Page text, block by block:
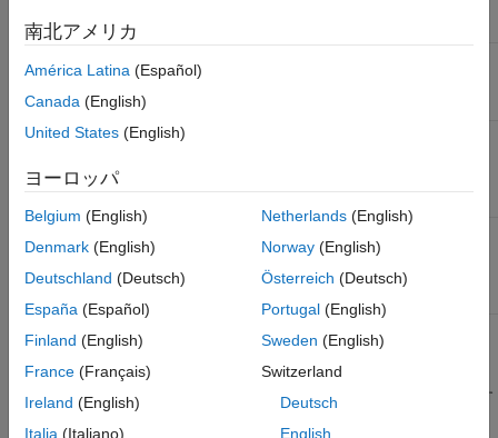
正規分布乱数
参考
ト CPU
ツイスター
ワーカー
Threefry 4x64
アントまた
はワーカー)
発生器、20 ラ
ウンド
ほとんどの場合、GPU 上の既定の乱数発生器が、クライアント
またはワーカーの CPU 上の既定の発生器と異なっていても問題
はありません。しかし、GPU と CPU の両方で同じ結果を再現す
南北アメリカ
América Latina (Español)
Canada (English)
United States (English)
ヨーロッパ
Belgium (English)
Denmark (English)
Deutschland (Deutsch)
España (Español)
Finland (English)
France (Français)
Ireland (English)
Italia (Italiano)
Netherlands(English)
Norway(English)
Österreich (Deutsch)
Portugal(English)
Sweden (English)
Switzerland
Deutsch
English